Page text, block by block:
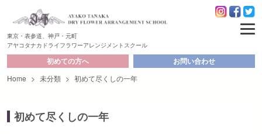
東京・表参道、神戸・元町
アヤコタナカドライフラワーアレンジメントスクール
初めての方へ お問い合わせ
Home > 未分類 > 初めて尽くしの一年
初めて尽くしの一年